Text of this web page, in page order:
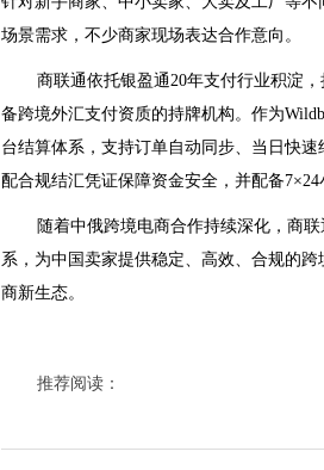
场景需求，不少商家现场表达合作意向。
商联通依托银盈通20年支付行业积淀
备跨境外汇支付资质的持牌机构。作为
台结算体系，支持订单自动同步、当日快
配合规结汇凭证保障资金安全，并配备
随着中俄跨境电商合作持续深化，商
系，为中国卖家提供稳定、高效、合规的
商新生态。
推荐阅读：